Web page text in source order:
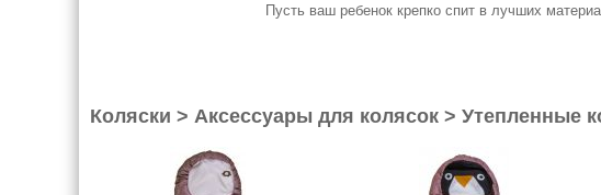
Пусть ваш ребенок крепко спит в лучших
Коляски > Аксессуары для колясок > Утепленные